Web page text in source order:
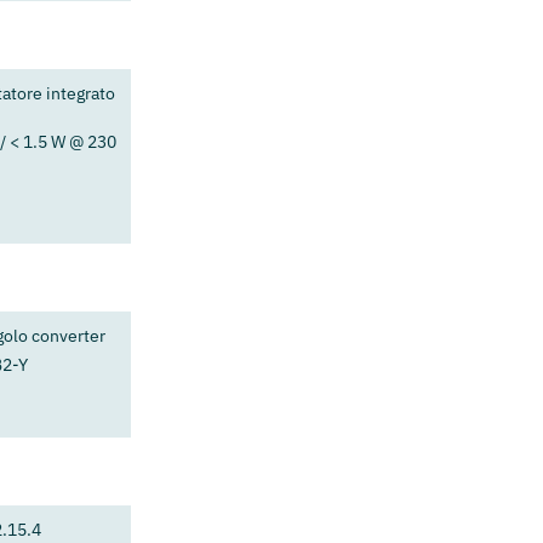
integrato
< 1.5 W @ 230
converter
Y